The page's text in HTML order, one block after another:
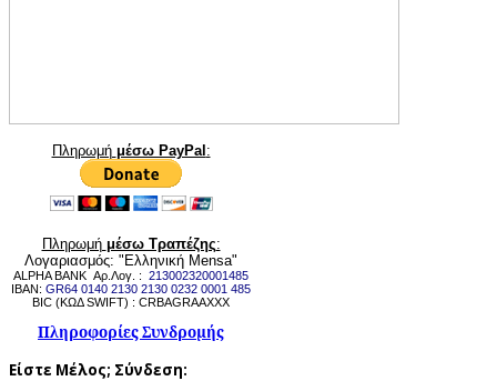
Πληρωμή μέσω PayPal:
Πληρωμή μέσω Τραπέζης:
Λογαριασμός: "Ελληνική Mensa"
ALPHA BANK Αρ.Λογ. : 213002320001485
IBAN: GR64 0140 2130 2130 0232 0001 485
BIC (ΚΩΔ SWIFT) : CRBAGRAAXXX
Πληροφορίες Συνδρομής
Είστε Μέλος; Σύνδεση: